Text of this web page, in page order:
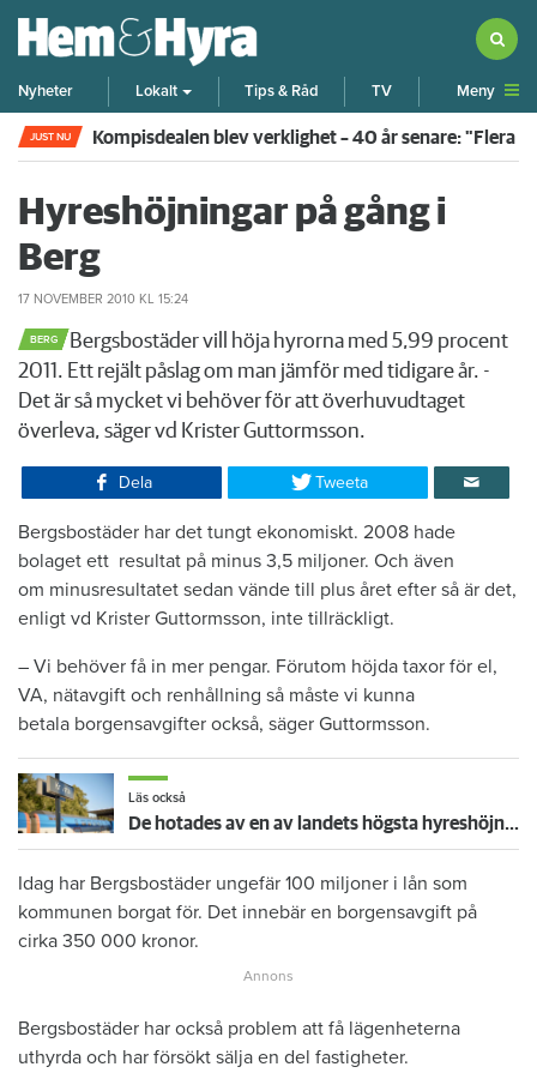
Nyheter Lokalt Tips & Råd TV Meny
JUST NU Kompisdealen blev verklighet – 40 år senare: "Flera
Hyreshöjningar på gång i
Berg
17 NOVEMBER 2010 KL 15:24
BERG
​Bergsbostäder vill höja hyrorna med 5,99 procent
2011. Ett rejält påslag om man jämför med tidigare år. -
Det är så mycket vi behöver för att överhuvudtaget
överleva, säger vd Krister Guttormsson.
Dela Tweeta
Bergsbostäder har det tungt ekonomiskt. 2008 hade
bolaget ett resultat på minus 3,5 miljoner. Och även
om minusresultatet sedan vände till plus året efter så är det,
enligt vd Krister Guttormsson, inte tillräckligt.
– Vi behöver få in mer pengar. Förutom höjda taxor för el,
VA, nätavgift och renhållning så måste vi kunna
betala borgensavgifter också, säger Guttormsson.
Läs också
De hotades av en av landets högsta hyreshöjningar – så blev det
Idag har Bergsbostäder ungefär 100 miljoner i lån som
kommunen borgat för. Det innebär en borgensavgift på
cirka 350 000 kronor.
Bergsbostäder har också problem att få lägenheterna
uthyrda och har försökt sälja en del fastigheter.